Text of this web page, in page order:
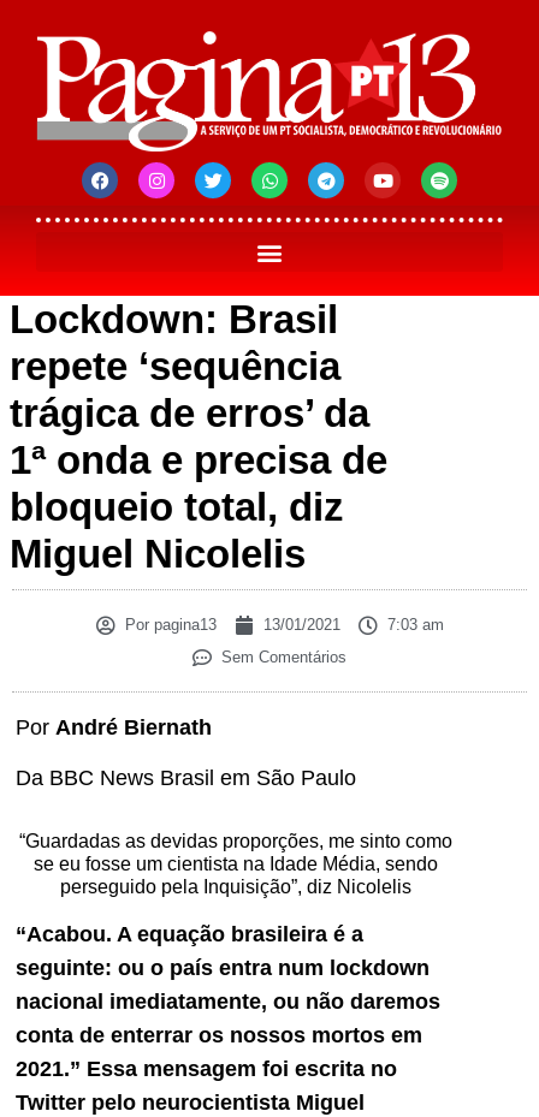
Lockdown: Brasil
repete ‘sequência
trágica de erros’ da
1ª onda e precisa de
bloqueio total, diz
Miguel Nicolelis
Porpagina13 13/01/2021
7:03 am
Sem Comentários
Por André Biernath
Da BBC News Brasil em São Paulo
“Guardadas as devidas proporções, me sinto como
se eu fosse um cientista na Idade Média, sendo
perseguido pela Inquisição”, diz Nicolelis
“Acabou. A equação brasileira é a
seguinte: ou o país entra num lockdown
nacional imediatamente, ou não daremos
conta de enterrar os nossos mortos em
2021.” Essa mensagem foi escrita no
Twitter pelo neurocientista Miguel